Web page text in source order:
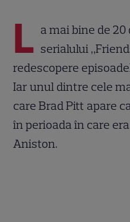
L a mai bine de
serialului
redescopere
Iar unul dintre cele
care Brad Pitt apare
în perioada în care
Aniston.